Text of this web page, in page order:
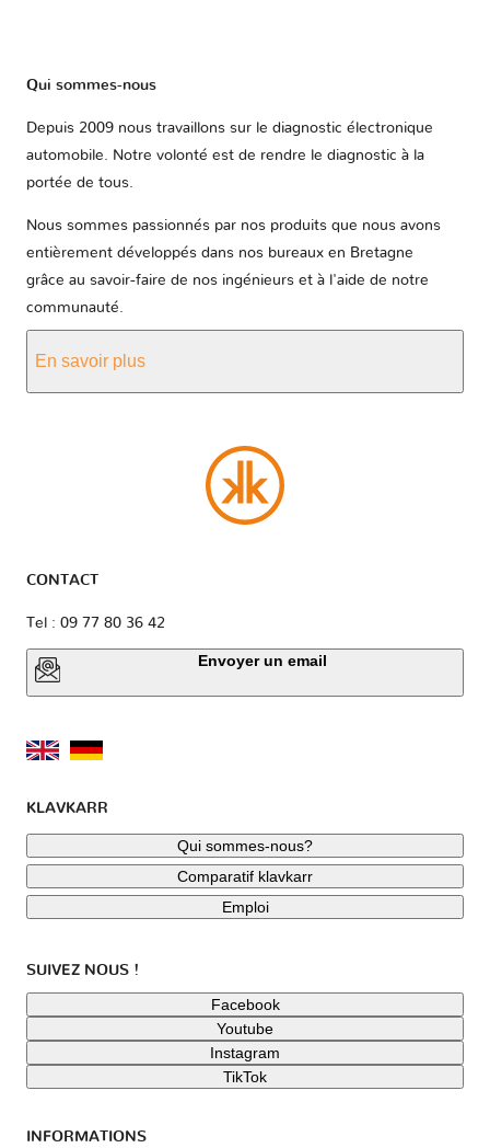
Qui sommes-nous
Depuis 2009 nous travaillons sur le diagnostic électronique
automobile. Notre volonté est de rendre le diagnostic à la
portée de tous.
Nous sommes passionnés par nos produits que nous avons
entièrement développés dans nos bureaux en Bretagne
grâce au savoir-faire de nos ingénieurs et à l'aide de notre
communauté.
En savoir plus
CONTACT
Tel : 09 77 80 36 42
Envoyer un email
KLAVKARR
Qui sommes-nous?
Comparatif klavkarr
Emploi
SUIVEZ NOUS !
Facebook
Youtube
Instagram
TikTok
INFORMATIONS